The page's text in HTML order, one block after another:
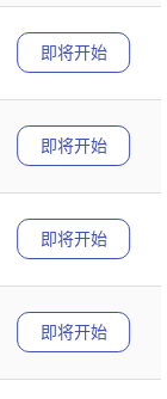
即将开始
即将开始
即将开始
即将开始